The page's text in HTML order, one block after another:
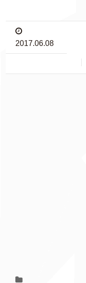
2017.06.08